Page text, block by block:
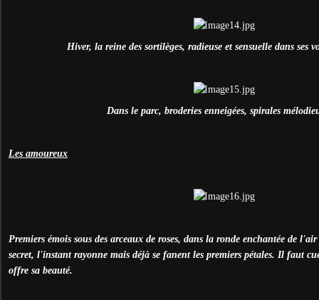
Hiver, la reine des sortilèges, radieuse et sensuelle dans ses
Dans le parc, broderies enneigées, spirales
Les amoureux
Premiers émois sous des arceaux de roses, dans la ronde enchantée de
secret, l'instant rayonne mais déjà se fanent les premiers pétales. Il faut
offre sa beauté.